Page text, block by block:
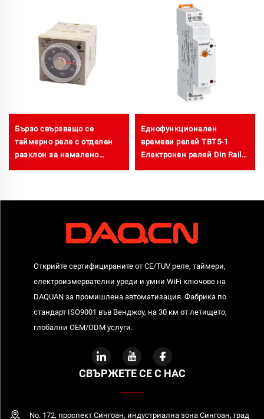
Бързо свързващо се
таймерно реле с отделен
разклон за намалено
Еднофункционален
времеви релей TBT5-1
Електронен релей Din Rail
Открийте сертифицираните от CE/TUV реле, таймери,
електроизмервателни уреди и умни WiFi ключове на
DAQUAN за промишлена автоматизация. Фабрика по
стандарт ISO9001 във Венджоу, на 30 км от летището,
глобални OEM/ODM услуги.
СВЪРЖЕТЕ СЕ С НАС
No. 172, проспект Сингоан, индустриална зона Сингоан, град